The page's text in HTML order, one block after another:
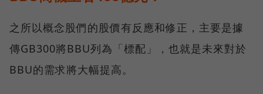
之所以概念股們的股價有反應和修正，主要是據
傳GB300將BBU列為「標配」，也就是未來對於
BBU的需求將大幅提高。